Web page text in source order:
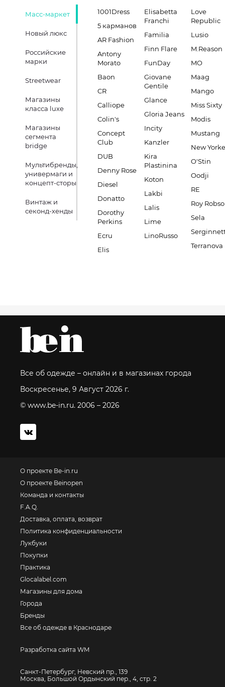
Масс-маркет
Новый люкс
Российские
марки
Streetwear
Магазины
класса luxe
Магазины
сегмента
bridge
Мультибренды,
универмаги и
концепт-сторы
Винтаж и
секонд-хенды
1001Dress
5 карманов
AR Fashion
Antony
Morato
Baon
CR
Calliope
Colin's
Concept
Club
DUB
Denny Rose
Diesel
Donatto
Dorothy
Perkins
Ecru
Elis
Elisabetta
Franchi
Familia
Finn Flare
FunDay
Giovane
Gentile
Glance
Gloria Jeans
Incity
Kanzler
Kira
Plastinina
Koton
Lakbi
Lalis
Lime
LinoRusso
Love
Republic
Lusio
M.Reason
MO
Maag
Mango
Miss Sixty
Modis
Mustang
New
O'Stin
Oodji
RE
Roy
Sela
Terranova
Все об одежде – онлайн и в магазинах города
Воскресенье, 9 Август 2026 г.
© www.be-in.ru. 2006 – 2026
О проекте Be-in.ru
О проекте Beinopen
Команда и контакты
F.A.Q.
Доставка, оплата, возврат
Политика конфиденциальности
Лукбуки
Покупки
Практика
Glocalabel.com
Магазины для дома
Города
Бренды
Все об одежде в Краснодаре
Разработка сайта WM
Санкт-Петербург, Невский пр., 139
Москва, Большой Ордынский пер., 4, стр. 2